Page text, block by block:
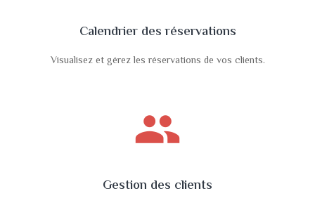
Calendrier des réservations
Visualisez et gérez les réservations de vos clients.
people
Gestion des clients